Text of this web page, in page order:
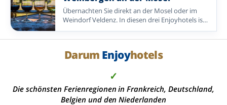
Übernachten Sie direkt an der Mosel oder im
Weindorf Veldenz. In diesen drei Enjoyhotels ist
eine Weinprobe Bestandteil des Angebots „5-
tägiges All-inclusive-Paket“.
Darum Enjoyhotels
✓
Die schönsten Ferienregionen in Frankreich, Deutschland,
Belgien und den Niederlanden